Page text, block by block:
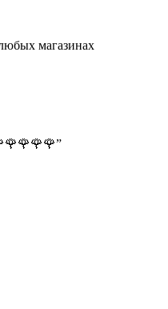
магазинах
”